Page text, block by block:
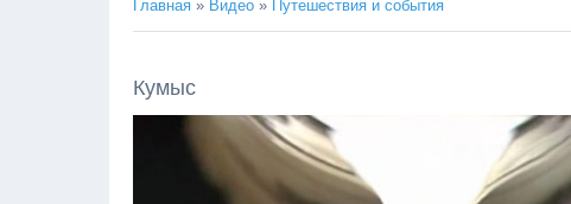
Главная » Видео » Путешествия и события
Кумыс